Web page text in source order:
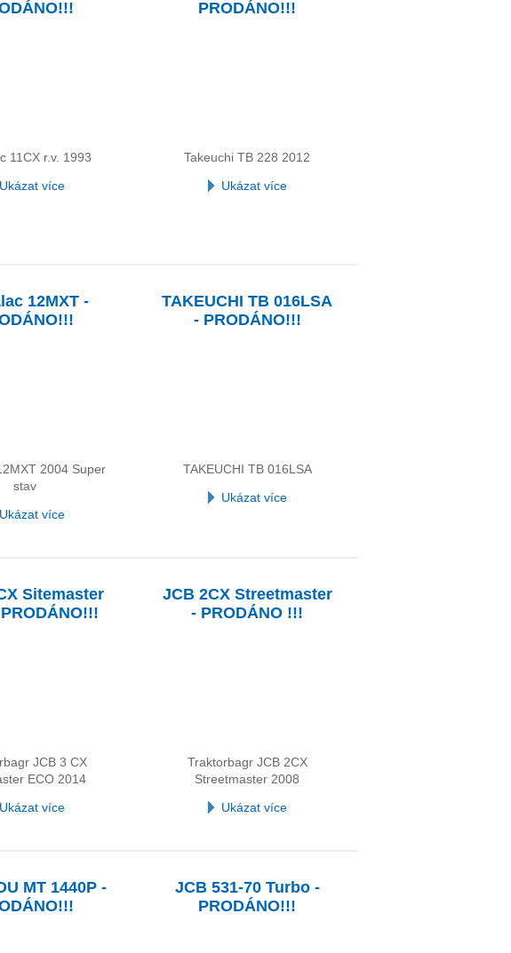
11CX r.v. 1993
Ukázat více
PRODÁNO!!!
Takeuchi TB 228 2012
Ukázat více
12MXT -
2004 Super
stav
Ukázat více
TAKEUCHI TB 016LSA
- PRODÁNO!!!
TAKEUCHI TB 016LSA
Ukázat více
Sitemaster
JCB 3 CX
ECO 2014
Ukázat více
JCB 2CX Streetmaster
- PRODÁNO !!!
Traktorbagr JCB 2CX
Streetmaster 2008
Ukázat více
MT 1440P -
JCB 531-70 Turbo -
PRODÁNO!!!